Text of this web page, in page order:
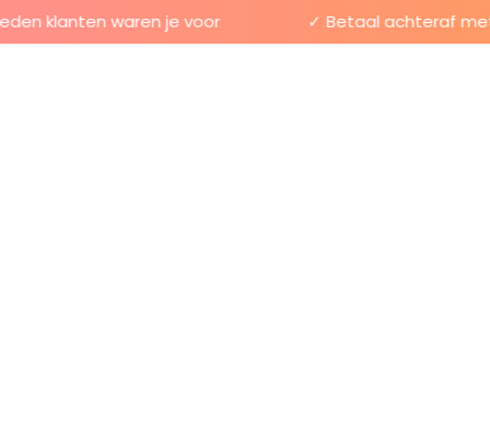
klanten waren je voor ✓ Betaal achteraf met